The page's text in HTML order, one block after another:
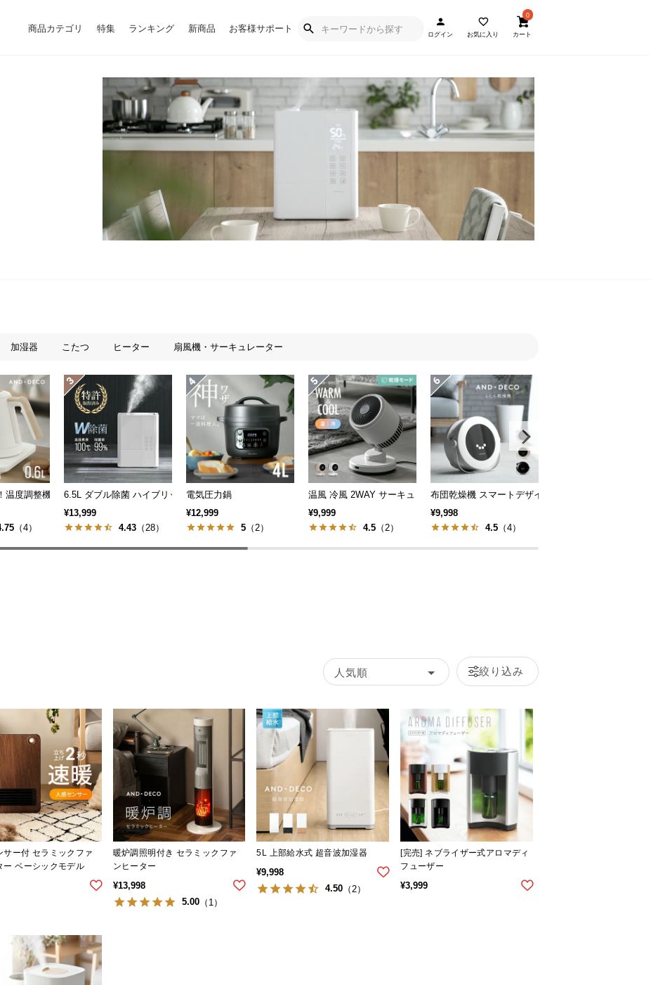
商品カテゴリ 特集 ランキング 新商品 お客様サポート
ログイン お気に入り
0
カート
加湿器 こたつ ヒーター 扇風機・サーキュレーター
温度調整機能付き 電気ケトル
（4）
6.5L ダブル除菌 ハイブリッド式 UVライト+ヒーター除菌機能付き
¥13,999
4.43 （28）
電気圧力鍋
¥12,999
5 （2）
温風 冷風 2WAY サーキュレーター
¥9,999
4.5 （2）
布団乾燥機 スマートデザイン
¥9,998
4.5 （4）
人気順 絞り込み
サー付 セラミックファ
ー ベーシックモデル
暖炉調照明付き セラミックファ
ンヒーター
¥13,998
5.00（1）
5L 上部給水式 超音波加湿器
¥9,998
4.50 （2）
[完売] ネブライザー式アロマディ
フューザー
¥3,999